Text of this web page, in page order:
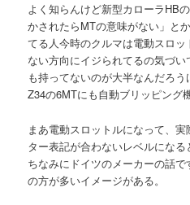
よく知らんけど新型カローラHB
かされたらMTの意味がない」と
てる人今時のクルマは電動スロ
ない方向にイジられてるの気づ
も持ってないのが大半なんだろ
Z34の6MTにも自動ブリッピング
まあ電動スロットルになって、
ター表記が合わないレベルになる
ちなみにドイツのメーカーの話
の方が多いイメージがある。